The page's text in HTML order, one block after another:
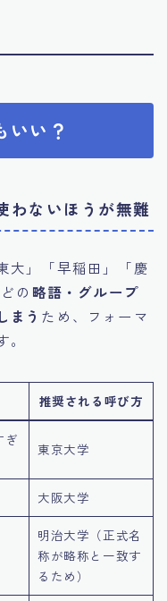
いい？
わないほうが無難
大」「早稲田」「慶
の 略語・グループ
まう ため、フォーマ
推奨される呼び方
ぎ
東京大学
大阪大学
明治大学（正式名
称が略称と一致す
るため）